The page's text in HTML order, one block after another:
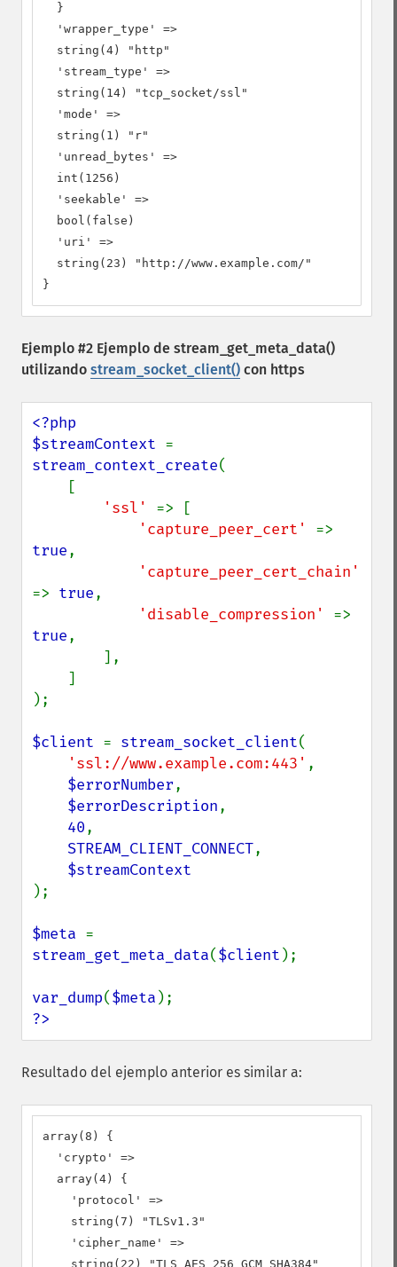
  }
  'wrapper_type' =>
  string(4) "http"
  'stream_type' =>
  string(14) "tcp_socket/ssl"
  'mode' =>
  string(1) "r"
  'unread_bytes' =>
  int(1256)
  'seekable' =>
  bool(false)
  'uri' =>
  string(23) "http://www.example.com/"
}
Ejemplo #2 Ejemplo de stream_get_meta_data()
utilizando stream_socket_client() con https
<?php
$streamContext
stream_context_create(
'ssl' => [
'capture_peer_cert'
true,
=> true,
'disable_compression'
true,
);
$client = stream_socket_client(
'ssl://www.example.com:443' ,
$errorNumber,
$errorDescription,
40,
STREAM_CLIENT_CONNECT,
);
$meta
stream_get_meta_data($client );
var_dump($meta
?>
Resultado del ejemplo anterior es similar a:
array(8) {
  'crypto' =>
  array(4) {
    'protocol' =>
    string(7) "TLSv1.3"
    'cipher_name' =>
    string(22) "TLS_AES_256_GCM_SHA384"